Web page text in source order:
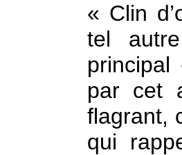
« Clin
tel
par cet
flagrant,
qui